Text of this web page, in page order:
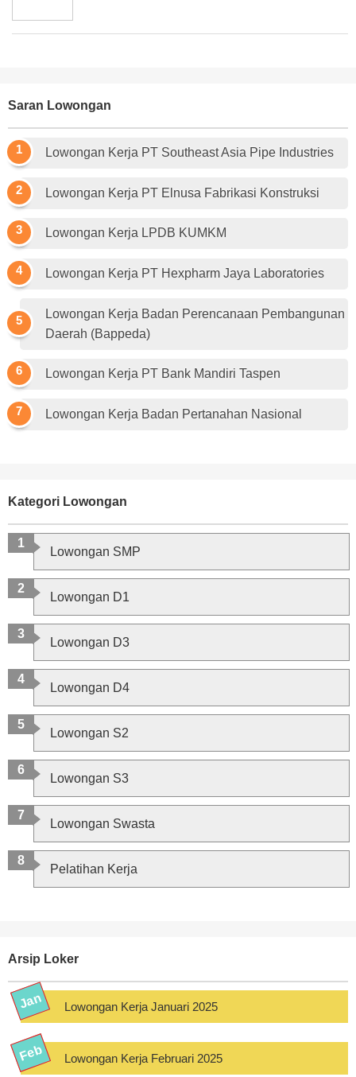
Saran Lowongan
Lowongan Kerja PT Southeast Asia Pipe Industries
Lowongan Kerja PT Elnusa Fabrikasi Konstruksi
Lowongan Kerja LPDB KUMKM
Lowongan Kerja PT Hexpharm Jaya Laboratories
Lowongan Kerja Badan Perencanaan Pembangunan
Daerah (Bappeda)
Lowongan Kerja PT Bank Mandiri Taspen
Lowongan Kerja Badan Pertanahan Nasional
Kategori Lowongan
Lowongan SMP
Lowongan D1
Lowongan D3
Lowongan D4
Lowongan S2
Lowongan S3
Lowongan Swasta
Pelatihan Kerja
Arsip Loker
Lowongan Kerja Januari 2025
Lowongan Kerja Februari 2025